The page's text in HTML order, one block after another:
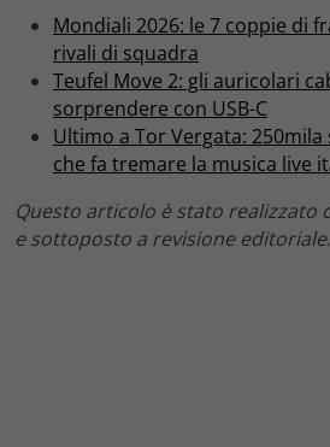
Mondiali 2026: le 7 coppie di
rivali di squadra
Teufel Move 2: gli auricolari
sorprendere con USB-C
Ultimo a Tor Vergata:
che fa tremare la musica live
Questo articolo è stato realizzato
e sottoposto a revisione editoriale.